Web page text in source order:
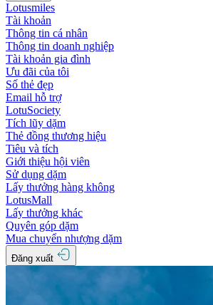
Lotusmiles
Tài khoản
Thông tin cá nhân
Thông tin doanh nghiệp
Tài khoản gia đình
Ưu đãi của tôi
Số thẻ đẹp
Email hỗ trợ
LotuSociety
Tích lũy dặm
Thẻ đồng thương hiệu
Tiêu và tích
Giới thiệu hội viên
Sử dụng dặm
Lấy thưởng hàng không
LotusMall
Lấy thưởng khác
Quyên góp dặm
Mua chuyển nhượng dặm
Đăng xuất